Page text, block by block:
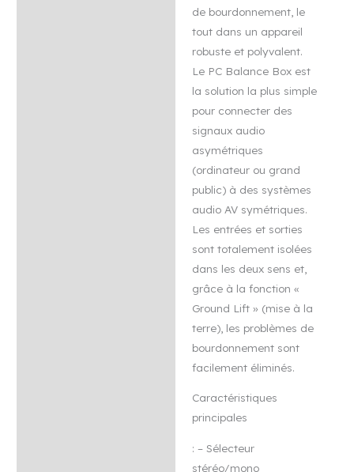
de bourdonnement, le
tout dans un appareil
robuste et polyvalent.
Le PC Balance Box est
la solution la plus simple
pour connecter des
signaux audio
asymétriques
(ordinateur ou grand
public) à des systèmes
audio AV symétriques.
Les entrées et sorties
sont totalement isolées
dans les deux sens et,
grâce à la fonction «
Ground Lift » (mise à la
terre), les problèmes de
bourdonnement sont
facilement éliminés.
Caractéristiques
principales
: – Sélecteur
stéréo/mono